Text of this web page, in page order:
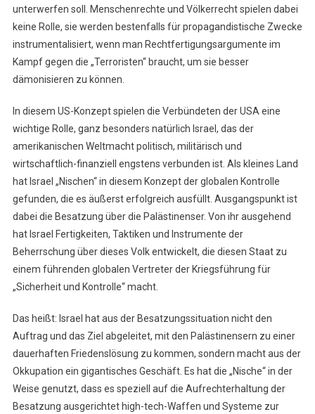
unterwerfen soll. Menschenrechte und Völkerrecht spielen dabei
keine Rolle, sie werden bestenfalls für propagandistische Zwecke
instrumentalisiert, wenn man Rechtfertigungsargumente im
Kampf gegen die „Terroristen“ braucht, um sie besser
dämonisieren zu können.
In diesem US-Konzept spielen die Verbündeten der USA eine
wichtige Rolle, ganz besonders natürlich Israel, das der
amerikanischen Weltmacht politisch, militärisch und
wirtschaftlich-finanziell engstens verbunden ist. Als kleines Land
hat Israel „Nischen“ in diesem Konzept der globalen Kontrolle
gefunden, die es äußerst erfolgreich ausfüllt. Ausgangspunkt ist
dabei die Besatzung über die Palästinenser. Von ihr ausgehend
hat Israel Fertigkeiten, Taktiken und Instrumente der
Beherrschung über dieses Volk entwickelt, die diesen Staat zu
einem führenden globalen Vertreter der Kriegsführung für
„Sicherheit und Kontrolle“ macht.
Das heißt: Israel hat aus der Besatzungssituation nicht den
Auftrag und das Ziel abgeleitet, mit den Palästinensern zu einer
dauerhaften Friedenslösung zu kommen, sondern macht aus der
Okkupation ein gigantisches Geschäft. Es hat die „Nische“ in der
Weise genutzt, dass es speziell auf die Aufrechterhaltung der
Besatzung ausgerichtet high-tech-Waffen und Systeme zur